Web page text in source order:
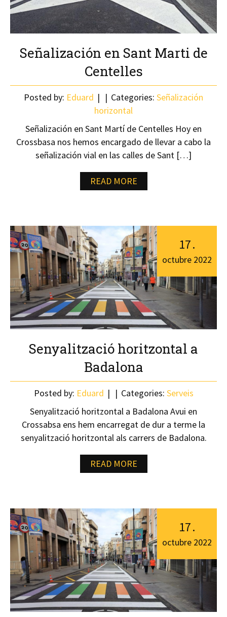
Señalización en Sant Marti de
Centelles
Posted by: Eduard Categories: Señalización
horizontal
Señalización en Sant Martí de Centelles Hoy en
Crossbasa nos hemos encargado de llevar a cabo la
señalización vial en las calles de Sant […]
READ MORE
Senyalització horitzontal a
Badalona
17.
octubre 2022
Posted by: Eduard Categories: Serveis
Senyalització horitzontal a Badalona Avui en
Crossabsa ens hem encarregat de dur a terme la
senyalització horitzontal als carrers de Badalona.
READ MORE
17.
octubre 2022